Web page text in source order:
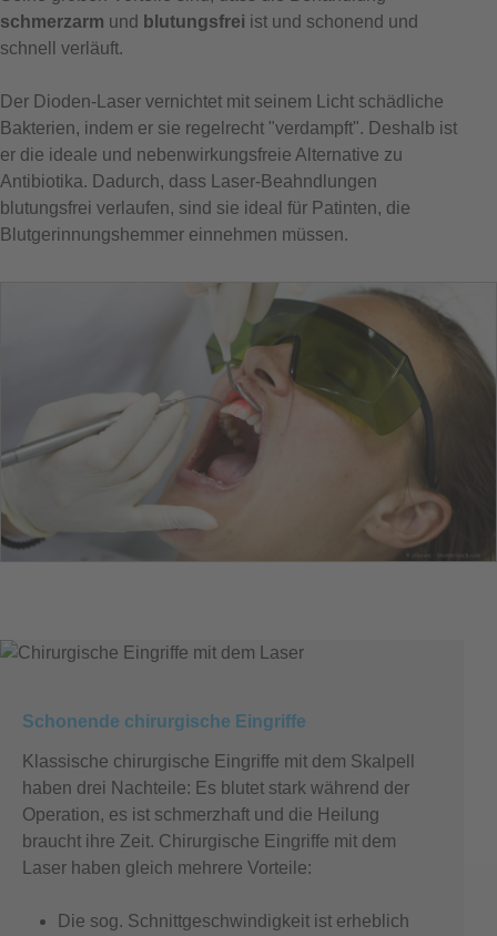
schmerzarm und blutungsfrei ist und schonend und
schnell verläuft.
Der Dioden-Laser vernichtet mit seinem Licht schädliche
Bakterien, indem er sie regelrecht "verdampft". Deshalb ist
er die ideale und nebenwirkungsfreie Alternative zu
Antibiotika. Dadurch, dass Laser-Beahndlungen
blutungsfrei verlaufen, sind sie ideal für Patinten, die
Blutgerinnungshemmer einnehmen müssen.
Schonende chirurgische Eingriffe
Klassische chirurgische Eingriffe mit dem Skalpell
haben drei Nachteile: Es blutet stark während der
Operation, es ist schmerzhaft und die Heilung
braucht ihre Zeit. Chirurgische Eingriffe mit dem
Laser haben gleich mehrere Vorteile:
Die sog. Schnittgeschwindigkeit ist erheblich